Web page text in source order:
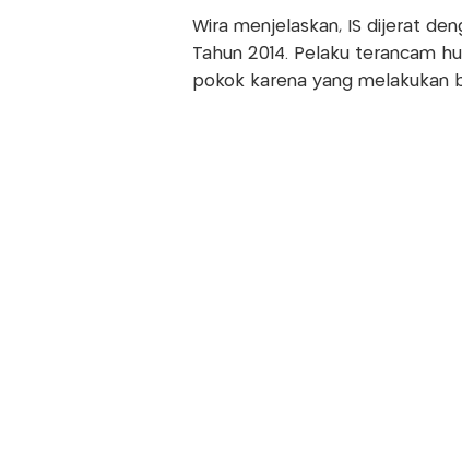
Wira menjelaskan, IS dijerat
Tahun 2014. Pelaku terancam
pokok karena yang melakukan